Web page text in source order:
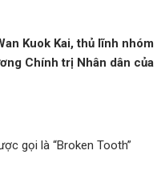
Kuok Kai, thủ lĩnh nhóm
Chính trị Nhân dân của
gọi là “Broken Tooth”